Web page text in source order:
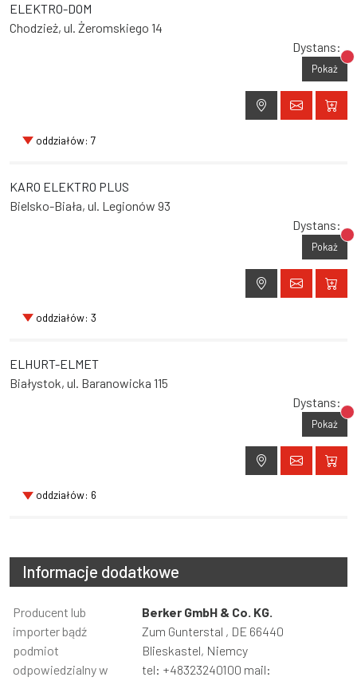
ELEKTRO-DOM
Chodzież, ul. Żeromskiego 14
Dystans:
Pokaż
oddziałów: 7
KARO ELEKTRO PLUS
Bielsko-Biała, ul. Legionów 93
Dystans:
Pokaż
oddziałów: 3
ELHURT-ELMET
Białystok, ul. Baranowicka 115
Dystans:
Pokaż
oddziałów: 6
Informacje dodatkowe
Informacja
Wartość
Producent lub
importer bądź
podmiot
odpowiedzialny w
Berker GmbH & Co. KG.
Zum Gunterstal , DE 66440
Blieskastel, Niemcy
tel: +48323240100 mail: